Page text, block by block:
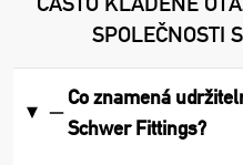
SPOLEČNOSTI
Co znamená
Schwer Fittings?